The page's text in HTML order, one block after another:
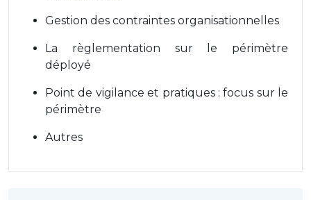
Gestion des contraintes organisationnelles
La règlementation sur le périmètre
déployé
Point de vigilance et pratiques : focus sur le
périmètre
Autres